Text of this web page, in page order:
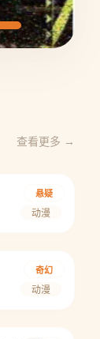
查看更多 →
悬疑
动漫
奇幻
动漫